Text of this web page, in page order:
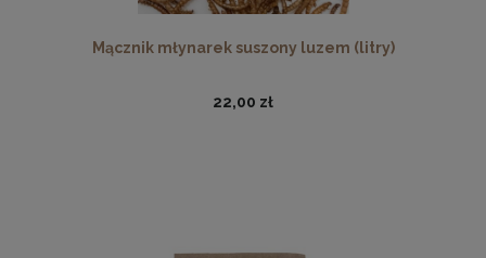
Mącznik młynarek suszony luzem (litry)
22,00 zł